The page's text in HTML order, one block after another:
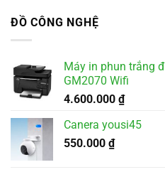
ĐỒ CÔNG NGHỆ
Máy in phun trắng
GM2070 Wifi
4.600.000 ₫
Canera yousi45
550.000 ₫